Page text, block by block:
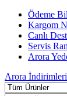
Ödeme
Kargom
Canlı
Servis
Arora
Arora İndirimleri